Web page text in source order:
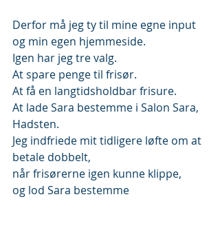
Derfor må jeg ty til mine egne input
og min egen hjemmeside.
Igen har jeg tre valg.
At spare penge til frisør.
At få en langtidsholdbar frisure.
At lade Sara bestemme i Salon Sara,
Hadsten.
Jeg indfriede mit tidligere løfte om at
betale dobbelt,
når frisørerne igen kunne klippe,
og lod Sara bestemme